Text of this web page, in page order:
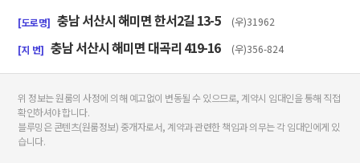
[도로명] 충남 서산시 해미면 한서2길 13-5 (우)31962
[지 번] 충남 서산시 해미면 대곡리 419-16 (우)356-824
위 정보는 원룸의 사정에 의해 예고없이 변동될 수 있으므로, 계약시 임대인을 통해 직접
확인하셔야 합니다.
블루밍은 콘텐츠(원룸정보) 중개자로서, 계약과 관련한 책임과 의무는 각 임대인에게 있
습니다.